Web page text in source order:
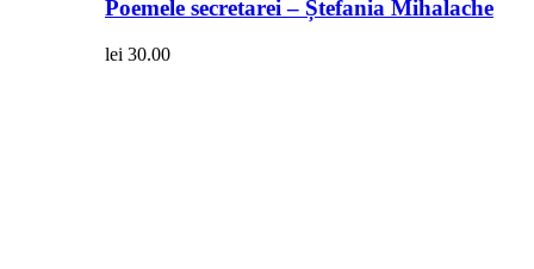
Poemele secretarei – Ștefania Mihalache
lei 30.00